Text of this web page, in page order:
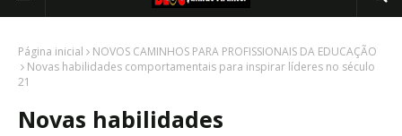
Página inicial
NOVOS CAMINHOS PARA PROFISSIONAIS DA EDUCAÇÃO
Novas habilidades comportamentais para inspirar líderes no século
21
Novas habilidades